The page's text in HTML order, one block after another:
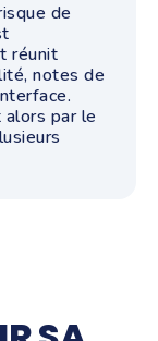
de
réunit
notes de
par le